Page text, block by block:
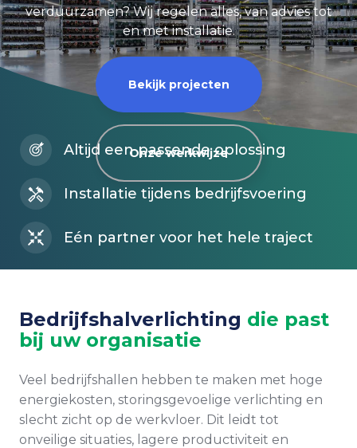
verduurzamen? Wij regelen alles, van advies tot
en met installatie.
Bekijk projecten
Onze werkwijze
Altijd een passende oplossing
Installatie tijdens bedrijfsvoering
Eén partner voor het hele traject
Bedrijfshalverlichting die past
bij uw organisatie
Veel bedrijfshallen hebben te maken met hoge
energiekosten, storingsgevoelige verlichting en
slecht zicht op de werkvloer. Dit leidt tot
onveilige situaties, lagere productiviteit en